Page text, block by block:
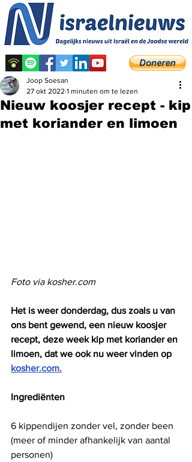
Nieuw koosjer recept - kip
met koriander en limoen
Joop Soesan
27 okt 2022 1 minuten om te lezen
Foto via kosher.com
Het is weer donderdag, dus zoals u van
ons bent gewend, een nieuw koosjer
recept, deze week kip met koriander en
limoen, dat we ook nu weer vinden op
kosher.com.
Ingrediënten
6 kippendijen zonder vel, zonder been
(meer of minder afhankelijk van aantal
personen)